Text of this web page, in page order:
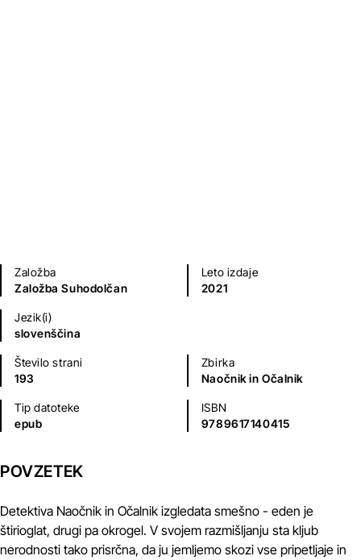
Založba
Založba Suhodolčan
Leto izdaje
2021
Jezik(i)
slovenščina
Število strani
193
Zbirka
Naočnik in Očalnik
Tip datoteke
epub
ISBN
9789617140415
POVZETEK
Detektiva Naočnik in Očalnik izgledata smešno - eden je
štirioglat, drugi pa okrogel. V svojem razmišljanju sta kljub
nerodnosti tako prisrčna, da ju jemljemo skozi vse pripetljaje in